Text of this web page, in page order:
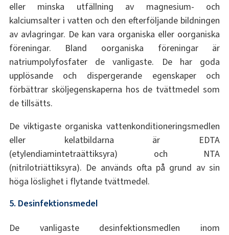
eller minska utfällning av magnesium- och
kalciumsalter i vatten och den efterföljande bildningen
av avlagringar. De kan vara organiska eller oorganiska
föreningar. Bland oorganiska föreningar är
natriumpolyfosfater de vanligaste. De har goda
upplösande och dispergerande egenskaper och
förbättrar sköljegenskaperna hos de tvättmedel som
de tillsätts.
De viktigaste organiska vattenkonditioneringsmedlen
eller kelatbildarna är EDTA
(etylendiamintetraättiksyra) och NTA
(nitrilotriättiksyra). De används ofta på grund av sin
höga löslighet i flytande tvättmedel.
5. Desinfektionsmedel
De vanligaste desinfektionsmedlen inom